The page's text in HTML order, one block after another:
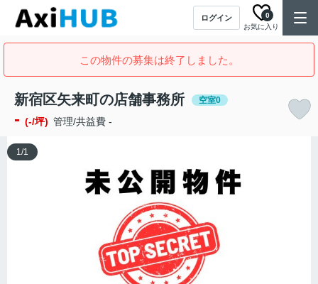
ログイン
お気に入り
0
この物件の募集は終了しました。
新宿区矢来町の店舗事務所 空室0
- (-/坪) 管理/共益費 -
1/1